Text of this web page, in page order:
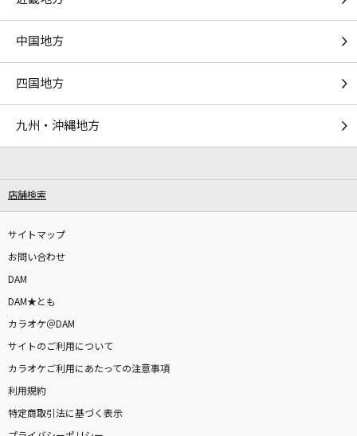
バージョン)
Uru
[生音]楓
愛とか恋とか
Novelbright
中国地方
四国地方
九州・沖縄地方
店舗検索
サイトマップ
お問い合わせ
DAM
DAM★とも
カラオケ＠DAM
サイトのご利用について
カラオケご利用にあたっての注意事項
利用規約
特定商取引法に基づく表示